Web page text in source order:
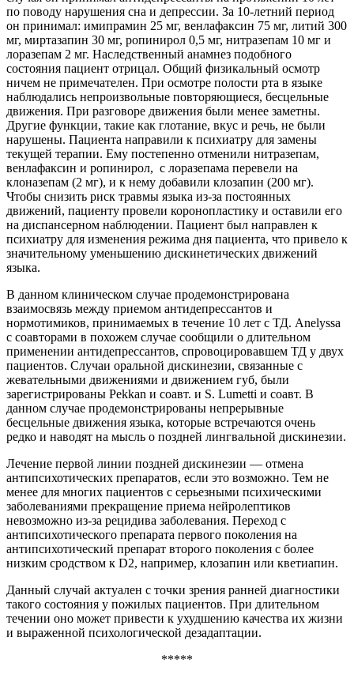
по поводу нарушения сна и депрессии. За 10-летний период
он принимал: имипрамин 25 мг, венлафаксин 75 мг, литий 300
мг, миртазапин 30 мг, ропинирол 0,5 мг, нитразепам 10 мг и
лоразепам 2 мг. Наследственный анамнез подобного
состояния пациент отрицал. Общий физикальный осмотр
ничем не примечателен. При осмотре полости рта в языке
наблюдались непроизвольные повторяющиеся, бесцельные
движения. При разговоре движения были менее заметны.
Другие функции, такие как глотание, вкус и речь, не были
нарушены. Пациента направили к психиатру для замены
текущей терапии. Ему постепенно отменили нитразепам,
венлафаксин и ропинирол, с лоразепама перевели на
клоназепам (2 мг), и к нему добавили клозапин (200 мг).
Чтобы снизить риск травмы языка из-за постоянных
движений, пациенту провели коронопластику и оставили его
на диспансерном наблюдении. Пациент был направлен к
психиатру для изменения режима дня пациента, что привело к
значительному уменьшению дискинетических движений
языка.
В данном клиническом случае продемонстрирована
взаимосвязь между приемом антидепрессантов и
нормотимиков, принимаемых в течение 10 лет с ТД. Anelyssa
с соавторами в похожем случае сообщили о длительном
применении антидепрессантов, спровоцировавшем ТД у двух
пациентов. Случаи оральной дискинезии, связанные с
жевательными движениями и движением губ, были
зарегистрированы Pekkan и соавт. и S. Lumetti и соавт. В
данном случае продемонстрированы непрерывные
бесцельные движения языка, которые встречаются очень
редко и наводят на мысль о поздней лингвальной дискинезии.
Лечение первой линии поздней дискинезии — отмена
антипсихотических препаратов, если это возможно. Тем не
менее для многих пациентов с серьезными психическими
заболеваниями прекращение приема нейролептиков
невозможно из-за рецидива заболевания. Переход с
антипсихотического препарата первого поколения на
антипсихотический препарат второго поколения с более
низким сродством к D2, например, клозапин или кветиапин.
Данный случай актуален с точки зрения ранней диагностики
такого состояния у пожилых пациентов. При длительном
течении оно может привести к ухудшению качества их жизни
и выраженной психологической дезадаптации.
*****